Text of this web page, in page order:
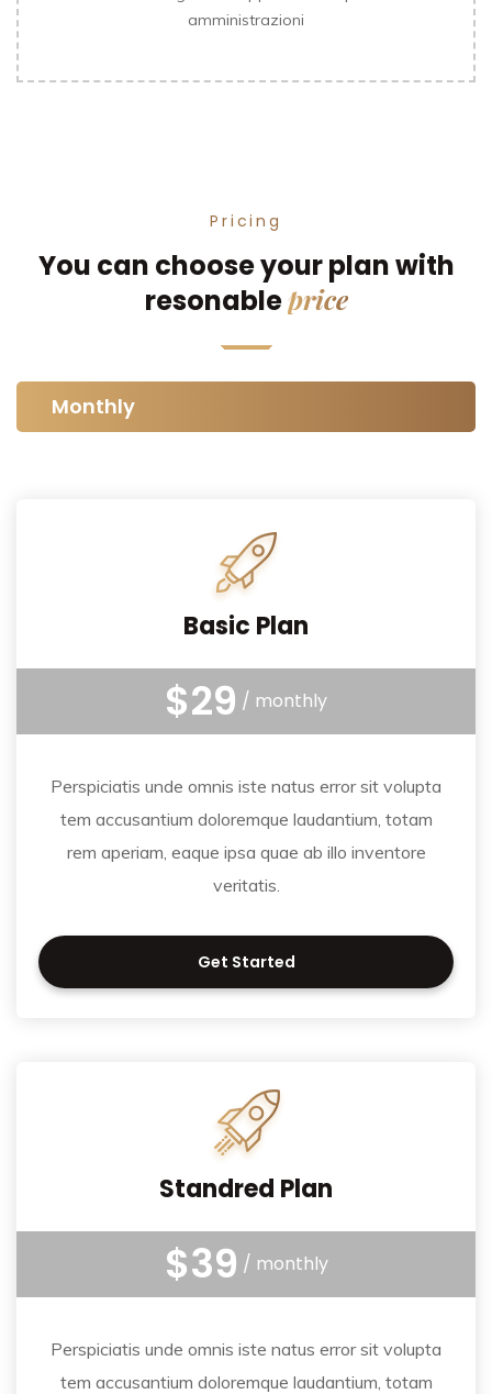
amministrazioni
Pricing
You can choose your plan with
resonableprice
Monthly
Basic Plan
$29 / monthly
Perspiciatis unde omnis iste natus error sit volupta
tem accusantium doloremque laudantium, totam
rem aperiam, eaque ipsa quae ab illo inventore
veritatis.
Get Started
Standred Plan
$39 / monthly
Perspiciatis unde omnis iste natus error sit volupta
tem accusantium doloremque laudantium, totam